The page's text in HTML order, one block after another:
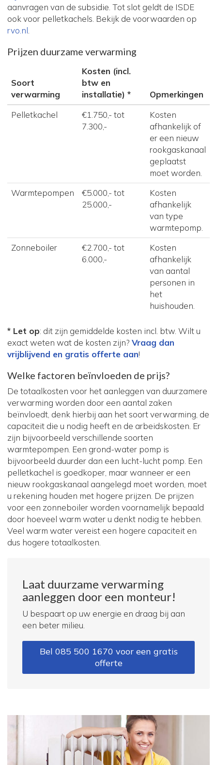
aanvragen van de subsidie. Tot slot geldt de ISDE
ook voor pelletkachels. Bekijk de voorwaarden op
rvo.nl.
Prijzen duurzame verwarming
Soort
verwarming
Kosten (incl.
btw en
installatie) *
Opmerkingen
Pelletkachel
€1.750,- tot
7.300,-
Kosten
afhankelijk of
er een nieuw
rookgaskanaal
geplaatst
moet worden.
Warmtepompen
€5.000,- tot
25.000,-
Kosten
afhankelijk
van type
warmtepomp.
Zonneboiler
€2.700,- tot
6.000,-
Kosten
afhankelijk
van aantal
personen in
het
huishouden.
* Let op: dit zijn gemiddelde kosten incl. btw. Wilt u
exact weten wat de kosten zijn? Vraag dan
vrijblijvend en gratis offerte aan!
Welke factoren beïnvloeden de prijs?
De totaalkosten voor het aanleggen van duurzamere
verwarming worden door een aantal zaken
beïnvloedt, denk hierbij aan het soort verwarming, de
capaciteit die u nodig heeft en de arbeidskosten. Er
zijn bijvoorbeeld verschillende soorten
warmtepompen. Een grond-water pomp is
bijvoorbeeld duurder dan een lucht-lucht pomp. Een
pelletkachel is goedkoper, maar wanneer er een
nieuw rookgaskanaal aangelegd moet worden, moet
u rekening houden met hogere prijzen. De prijzen
voor een zonneboiler worden voornamelijk bepaald
door hoeveel warm water u denkt nodig te hebben.
Veel warm water vereist een hogere capaciteit en
dus hogere totaalkosten.
Laat duurzame verwarming
aanleggen door een monteur!
U bespaart op uw energie en draag bij aan
een beter milieu.
Bel 085 500 1670 voor een gratis
offerte